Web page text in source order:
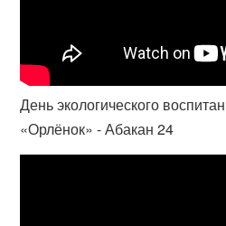
День экологического
«Орлёнок» - Абакан 24